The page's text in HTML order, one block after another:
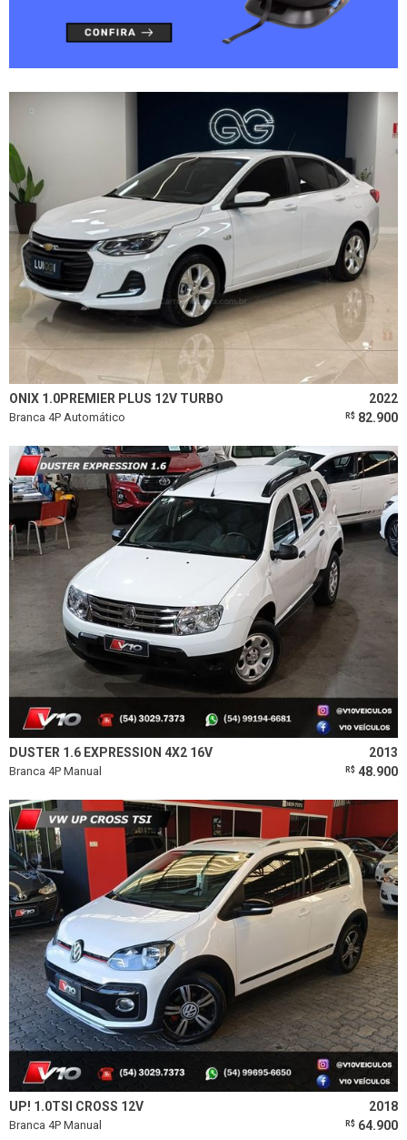
ONIX 1.0PREMIER PLUS 12V TURBO 2022
Branca 4P Automático R$ 82.900
DUSTER 1.6 EXPRESSION 4X2 16V 2013
Branca 4P Manual R$ 48.900
UP! 1.0TSI CROSS 12V 2018
Branca 4P Manual R$ 64.900